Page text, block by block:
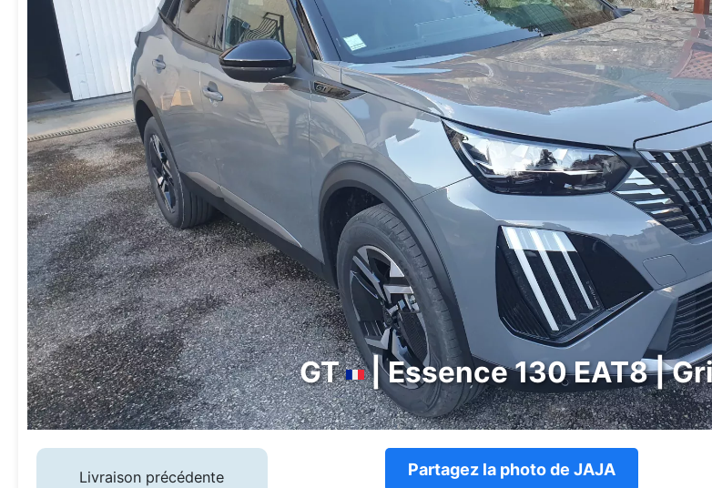
GT | Essence 130 EAT8 |
Livraison précédente
Partagez la photo de JAJA